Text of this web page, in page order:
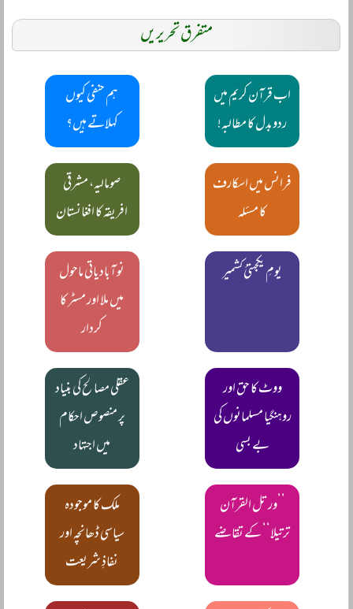
متفرق تحریریں
اب قرآن کریم میں
ردوبدل کا مطالبہ!
ہم حنفی کیوں
کہلاتے ہیں؟
فرانس میں اسکارف
کا مسئلہ
صومالیہ، مشرقی
افریقہ کا افغانستان
یومِ یکجہتیٔ کشمیر
نو آبادیاتی ماحول
میں ملا اور مسٹر کا
کردار
ووٹ کا حق اور
روہنگیا مسلمانوں کی
بے بسی
عقلی مصالح کی بنیاد
پر منصوص احکام
میں اجتہاد
’’ورتل القرآن
ترتیلا‘‘ کے تقاضے
ملک کا موجودہ
سیاسی ڈھانچہ اور
نفاذِ شریعت